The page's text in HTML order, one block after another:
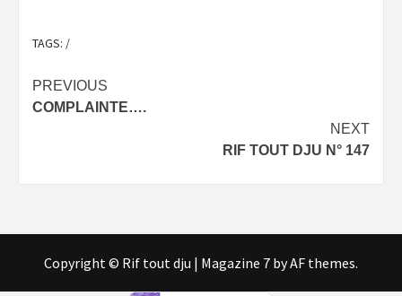
TAGS: /
Post
navigation
PREVIOUS
COMPLAINTE….
NEXT
RIF TOUT DJU N° 147
Copyright © Rif tout dju | Magazine 7 by AF themes.